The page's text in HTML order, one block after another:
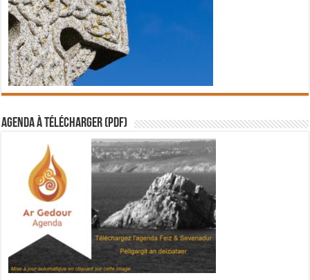
Agenda à télécharger (PDF)